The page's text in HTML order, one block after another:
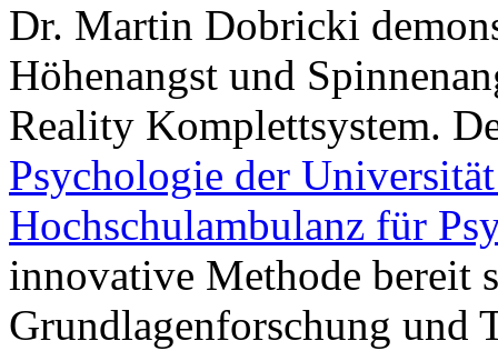
Dr. Martin Dobricki
Höhenangst und
Reality Komplettsystem.
Psychologie der
Hochschulambulanz für
innovative Methode bereit
Grundlagenforschung und